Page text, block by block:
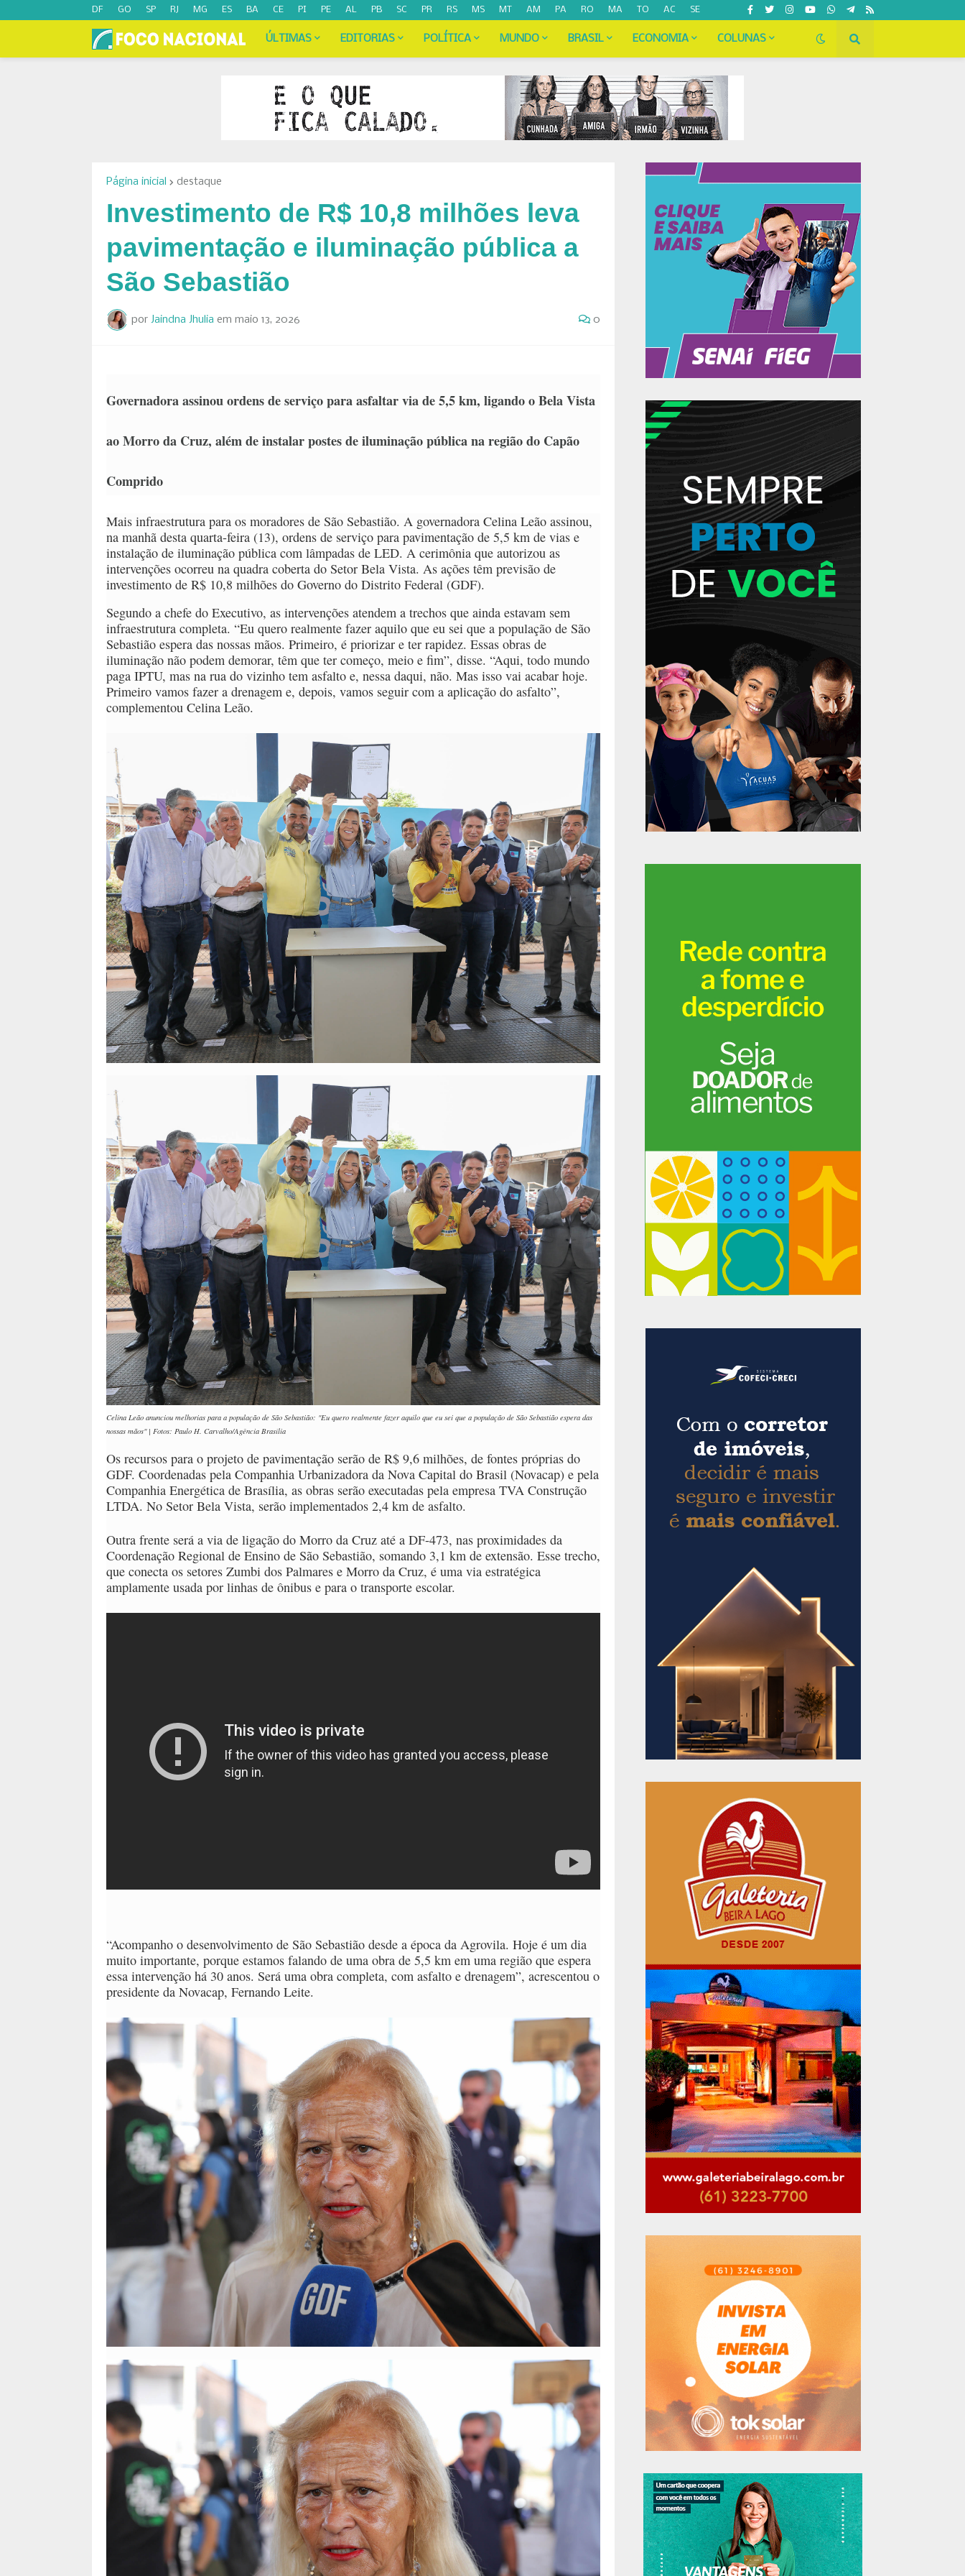
DF GO SP RJ MG ES BA CE PI PE AL PB SC PR RS MS MT AM PA RO MA TO AC SE
ÚLTIMAS EDITORIAS POLÍTICA MUNDO BRASIL ECONOMIA COLUNAS
Página inicial destaque
Investimento de R$ 10,8 milhões leva
pavimentação e iluminação pública a
São Sebastião
por Jaindna Jhulia em maio 13, 2026 0
Governadora assinou ordens de serviço para asfaltar via de 5,5 km, ligando o Bela Vista
ao Morro da Cruz, além de instalar postes de iluminação pública na região do Capão
Comprido
Mais infraestrutura para os moradores de São Sebastião. A governadora Celina Leão assinou,
na manhã desta quarta-feira (13), ordens de serviço para pavimentação de 5,5 km de vias e
instalação de iluminação pública com lâmpadas de LED. A cerimônia que autorizou as
intervenções ocorreu na quadra coberta do Setor Bela Vista. As ações têm previsão de
investimento de R$ 10,8 milhões do Governo do Distrito Federal (GDF).
Segundo a chefe do Executivo, as intervenções atendem a trechos que ainda estavam sem
infraestrutura completa. “Eu quero realmente fazer aquilo que eu sei que a população de São
Sebastião espera das nossas mãos. Primeiro, é priorizar e ter rapidez. Essas obras de
iluminação não podem demorar, têm que ter começo, meio e fim”, disse. “Aqui, todo mundo
paga IPTU, mas na rua do vizinho tem asfalto e, nessa daqui, não. Mas isso vai acabar hoje.
Primeiro vamos fazer a drenagem e, depois, vamos seguir com a aplicação do asfalto”,
complementou Celina Leão.
Celina Leão anunciou melhorias para a população de São Sebastião: "Eu quero realmente fazer aquilo que eu sei que a população de São Sebastião espera das
nossas mãos" | Fotos: Paulo H. Carvalho/Agência Brasília
Os recursos para o projeto de pavimentação serão de R$ 9,6 milhões, de fontes próprias do
GDF. Coordenadas pela Companhia Urbanizadora da Nova Capital do Brasil (Novacap) e pela
Companhia Energética de Brasília, as obras serão executadas pela empresa TVA Construção
LTDA. No Setor Bela Vista, serão implementados 2,4 km de asfalto.
Outra frente será a via de ligação do Morro da Cruz até a DF-473, nas proximidades da
Coordenação Regional de Ensino de São Sebastião, somando 3,1 km de extensão. Esse trecho,
que conecta os setores Zumbi dos Palmares e Morro da Cruz, é uma via estratégica
amplamente usada por linhas de ônibus e para o transporte escolar.
“Acompanho o desenvolvimento de São Sebastião desde a época da Agrovila. Hoje é um dia
muito importante, porque estamos falando de uma obra de 5,5 km em uma região que espera
essa intervenção há 30 anos. Será uma obra completa, com asfalto e drenagem”, acrescentou o
presidente da Novacap, Fernando Leite.